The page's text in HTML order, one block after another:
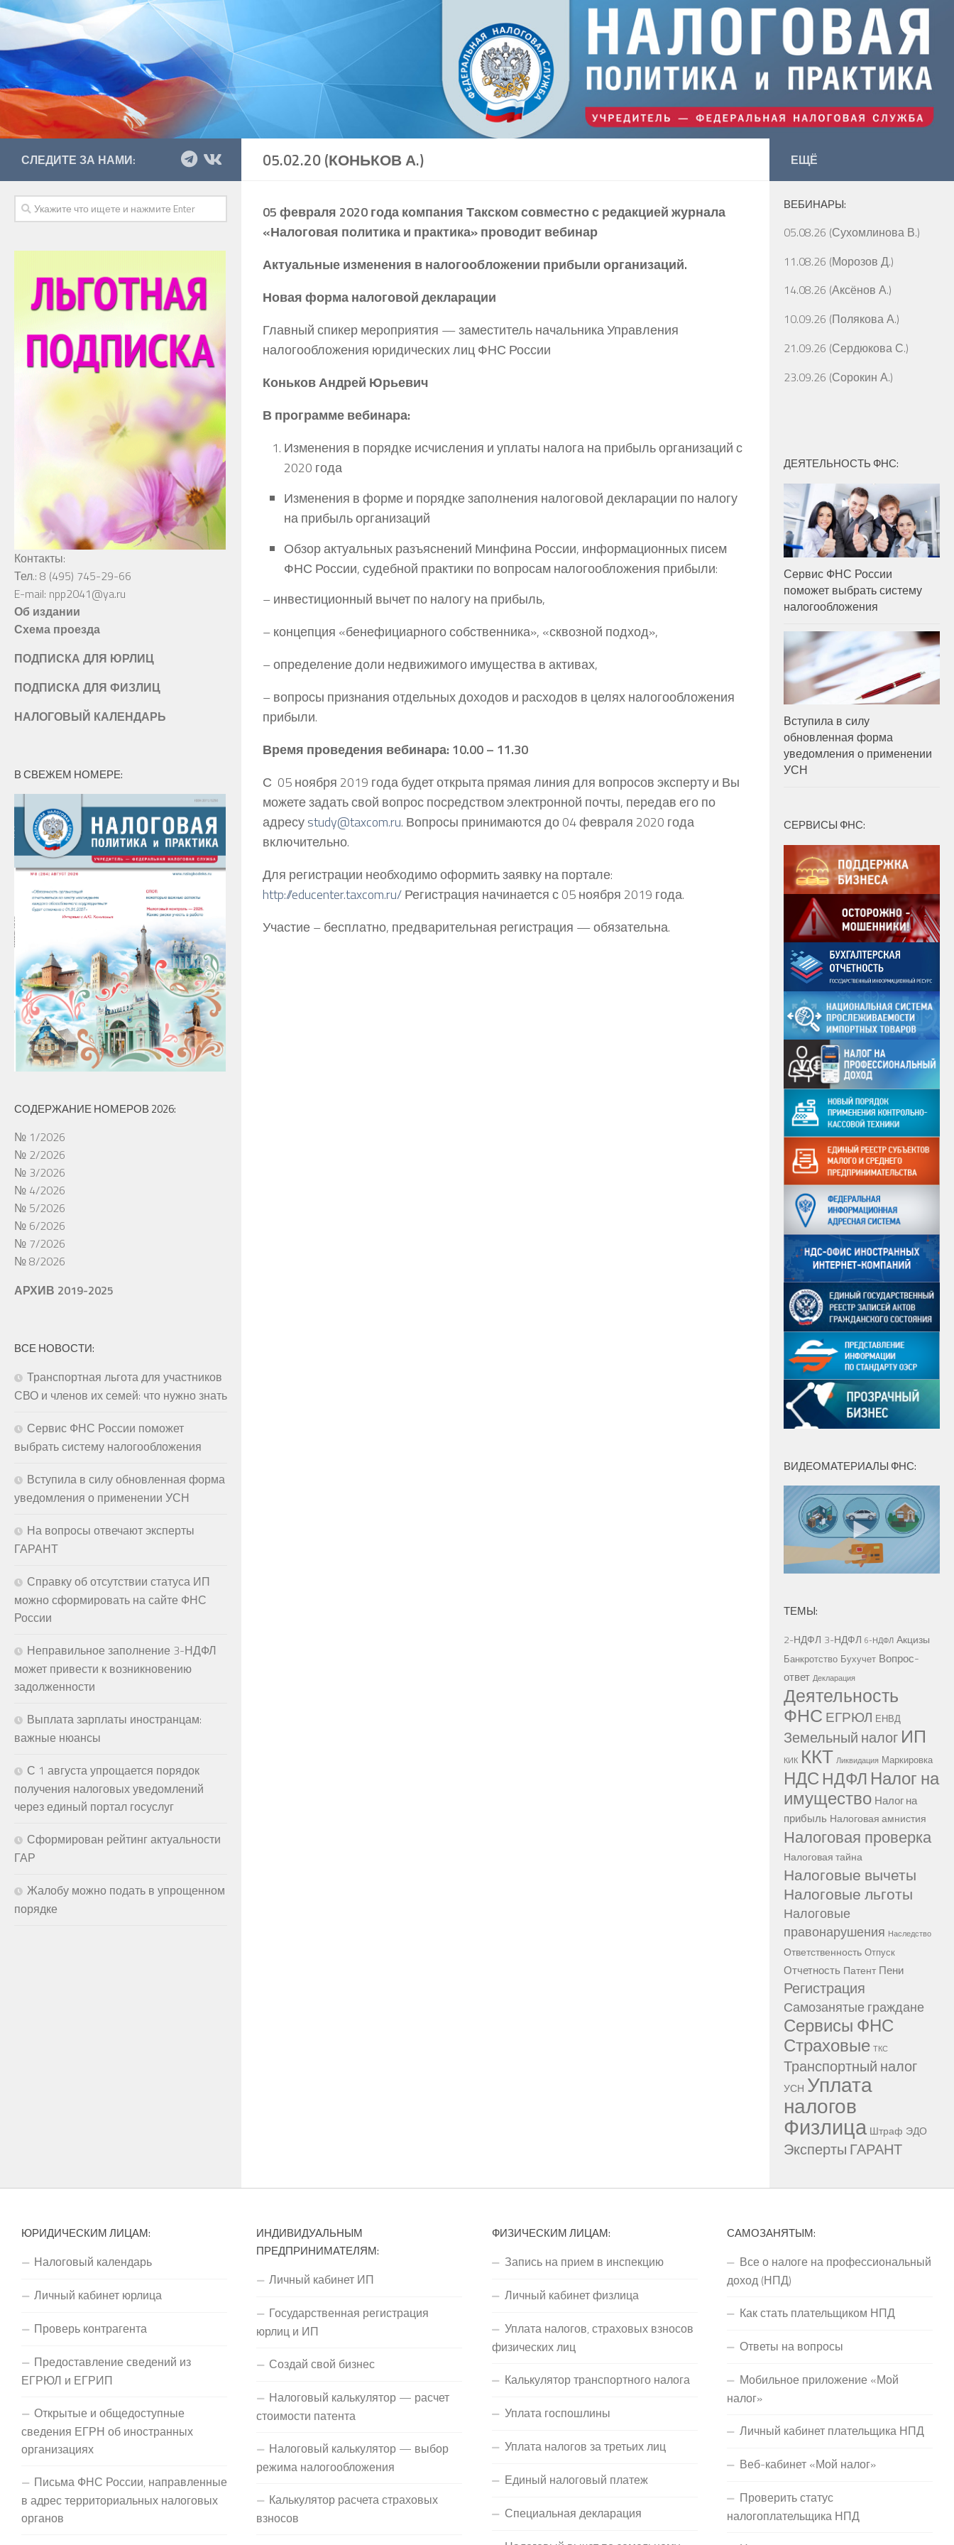
05.02.20 (КОНЬКОВ А.)
05 февраля 2020 годакомпания Такском совместно с редакцией журнала
«Налоговая политика и практика» проводит вебинар
Актуальные изменения в налогообложении прибыли организаций.
Новая форма налоговой декларации
Главный спикер мероприятия — заместитель начальника Управления
налогообложения юридических лиц ФНС России
КоньковАндрей Юрьевич
В программе вебинара:
Изменения в порядке исчисления и уплаты налога на прибыль организаций с
2020 года
Изменения в форме и порядке заполнения налоговой декларации по налогу
на прибыль организаций
Обзор актуальных разъяснений Минфина России, информационных писем
ФНС России, судебной практики по вопросам налогообложения прибыли:
– инвестиционный вычет по налогу на прибыль,
– концепция «бенефициарного собственника», «сквозной подход»,
– определение доли недвижимого имущества в активах,
– вопросы признания отдельных доходов и расходов в целях налогообложения
прибыли.
Время проведения вебинара: 10.00 – 11.30
С 05 ноября 2019 года будет открыта прямая линия для вопросов эксперту и Вы
можете задать свой вопрос посредством электронной почты, передав его по
адресуstudy@taxcom.ru. Вопросы принимаются до 04 февраля 2020 года
включительно.
Для регистрации необходимо оформить заявку на портале:
http://educenter.taxcom.ru/Регистрация начинается с 05 ноября 2019 года.
Участие – бесплатно, предварительная регистрация — обязательна.
СЛЕДИТЕ ЗА НАМИ:
Контакты:
Тел.: 8 (495) 745-29-66
E-mail: npp2041@ya.ru
Об издании
Схема проезда
ПОДПИСКА ДЛЯ ЮРЛИЦ
ПОДПИСКА ДЛЯ ФИЗЛИЦ
НАЛОГОВЫЙ КАЛЕНДАРЬ
В СВЕЖЕМ НОМЕРЕ:
СОДЕРЖАНИЕ НОМЕРОВ 2026:
№ 1/2026
№ 2/2026
№ 3/2026
№ 4/2026
№ 5/2026
№ 6/2026
№ 7/2026
№ 8/2026
АРХИВ 2019-2025
ВСЕ НОВОСТИ:
Транспортная льгота для участников
СВО и членов их семей: что нужно знать
Сервис ФНС России поможет
выбрать систему налогообложения
Вступила в силу обновленная форма
уведомления о применении УСН
На вопросы отвечают эксперты
ГАРАНТ
Справку об отсутствии статуса ИП
можно сформировать на сайте ФНС
России
Неправильное заполнение 3-НДФЛ
может привести к возникновению
задолженности
Выплата зарплаты иностранцам:
важные нюансы
С 1 августа упрощается порядок
получения налоговых уведомлений
через единый портал госуслуг
Сформирован рейтинг актуальности
ГАР
Жалобу можно подать в упрощенном
порядке
ЕЩЁ
ВЕБИНАРЫ:
05.08.26 (Сухомлинова В.)
11.08.26 (Морозов Д.)
14.08.26 (Аксёнов А.)
10.09.26 (Полякова А.)
21.09.26 (Сердюкова С.)
23.09.26 (Сорокин А.)
ДЕЯТЕЛЬНОСТЬ ФНС:
Сервис ФНС России
поможет выбрать систему
налогообложения
Вступила в силу
обновленная форма
уведомления о применении
УСН
СЕРВИСЫ ФНС:
ВИДЕОМАТЕРИАЛЫ ФНС:
ТЕМЫ:
2-НДФЛ 3-НДФЛ 6-НДФЛ Акцизы
Банкротство Бухучет Вопрос-
ответ Декларация
Деятельность
ФНС ЕГРЮЛ ЕНВД
Земельный налог ИП
КИК ККТ Ликвидация Маркировка
НДС НДФЛ Налог на
имущество Налог на
прибыль Налоговая амнистия
Налоговая проверка
Налоговая тайна
Налоговые вычеты
Налоговые льготы
Налоговые
правонарушения Наследство
Ответственность Отпуск
Отчетность Патент Пени
Регистрация
Самозанятые граждане
Сервисы ФНС
Страховые ТКС
Транспортный налог
УСН Уплата
налогов
Физлица Штраф ЭДО
Эксперты ГАРАНТ
ЮРИДИЧЕСКИМ ЛИЦАМ:
Налоговый календарь
Личный кабинет юрлица
Проверь контрагента
Предоставление сведений из
ЕГРЮЛ и ЕГРИП
Открытые и общедоступные
сведения ЕГРН об иностранных
организациях
Письма ФНС России, направленные
в адрес территориальных налоговых
органов
ИНДИВИДУАЛЬНЫМ
ПРЕДПРИНИМАТЕЛЯМ:
Личный кабинет ИП
Государственная регистрация
юрлиц и ИП
Создай свой бизнес
Налоговый калькулятор — расчет
стоимости патента
Налоговый калькулятор — выбор
режима налогообложения
Калькулятор расчета страховых
взносов
ФИЗИЧЕСКИМ ЛИЦАМ:
Запись на прием в инспекцию
Личный кабинет физлица
Уплата налогов, страховых взносов
физических лиц
Калькулятор транспортного налога
Уплата госпошлины
Уплата налогов за третьих лиц
Единый налоговый платеж
Специальная декларация
САМОЗАНЯТЫМ:
Все о налоге на профессиональный
доход (НПД)
Как стать плательщиком НПД
Ответы на вопросы
Мобильное приложение «Мой
налог»
Личный кабинет плательщика НПД
Веб-кабинет «Мой налог»
Проверить статус
налогоплательщика НПД